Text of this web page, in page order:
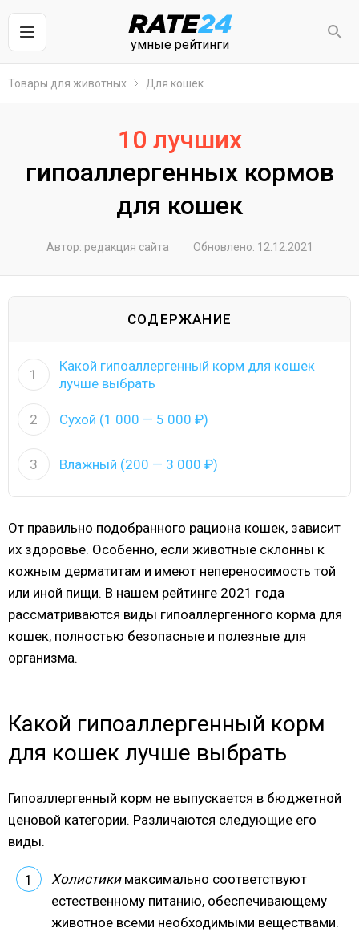
умные рейтинги
Товары для животных Для кошек
10 лучших
гипоаллергенных кормов
для кошек
Автор: редакция сайта Обновлено: 12.12.2021
СОДЕРЖАНИЕ
1
Какой гипоаллергенный корм для кошек
лучше выбрать
2 Сухой (1 000 — 5 000 ₽)
3 Влажный (200 — 3 000 ₽)
От правильно подобранного рациона кошек, зависит
их здоровье. Особенно, если животные склонны к
кожным дерматитам и имеют непереносимость той
или иной пищи. В нашем рейтинге 2021 года
рассматриваются виды гипоаллергенного корма для
кошек, полностью безопасные и полезные для
организма.
Какой гипоаллергенный корм
для кошек лучше выбрать
Гипоаллергенный корм не выпускается в бюджетной
ценовой категории. Различаются следующие его
виды.
Холистикимаксимально соответствуют
естественному питанию, обеспечивающему
животное всеми необходимыми веществами.